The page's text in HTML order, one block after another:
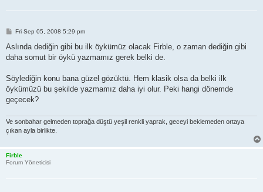
P
s
Fri Sep 05, 2008 5:29 pm
Aslında dediğin gibi bu ilk öykümüz olacak Firble, o zaman dediğin gibi
daha somut bir öykü yazmamız gerek belki de.
Söylediğin konu bana güzel gözüktü. Hem klasik olsa da belki ilk
öykümüzü bu şekilde yazmamız daha iyi olur. Peki hangi dönemde
geçecek?
Ve sonbahar gelmeden toprağa düştü yeşil renkli yaprak, geceyi beklemeden ortaya
çıkan ayla birlikte.
Firble
Forum Yöneticisi